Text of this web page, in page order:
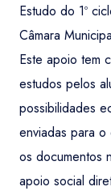
Estudo do 1º
Câmara
Este apoio tem
estudos pelos
possibilidades
enviadas para
os documentos
apoio social